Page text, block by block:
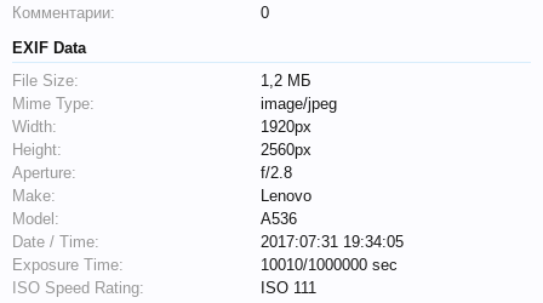
Комментарии:
0
EXIF Data
File Size:
1,2 МБ
Mime Type:
image/jpeg
Width:
1920px
Height:
2560px
Aperture:
f/2.8
Make:
Lenovo
Model:
A536
Date / Time:
2017:07:31 19:34:05
Exposure Time:
10010/1000000 sec
ISO Speed Rating:
ISO 111